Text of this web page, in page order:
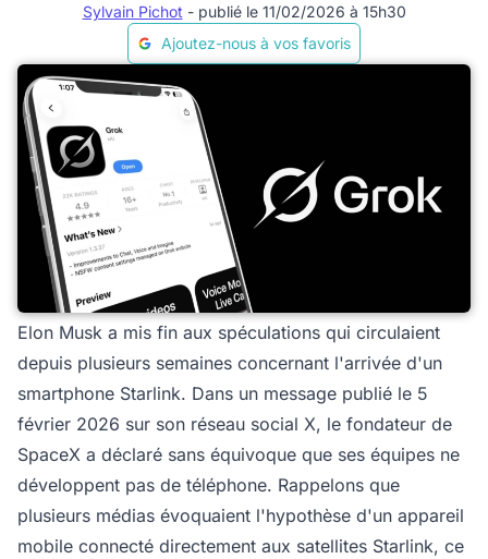
Sylvain Pichot - publié le 11/02/2026 à 15h30
Ajoutez-nous à vos favoris
Elon Musk a mis fin aux spéculations qui circulaient
depuis plusieurs semaines concernant l'arrivée d'un
smartphone Starlink. Dans un message publié le 5
février 2026 sur son réseau social X, le fondateur de
SpaceX a déclaré sans équivoque que ses équipes ne
développent pas de téléphone. Rappelons que
plusieurs médias évoquaient l'hypothèse d'un appareil
mobile connecté directement aux satellites Starlink, ce